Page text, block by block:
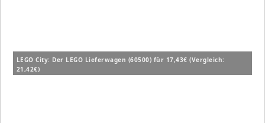
LEGO City: Der LEGO Lieferwagen (60500) für 17,43€ (Vergleich:
21,42€)